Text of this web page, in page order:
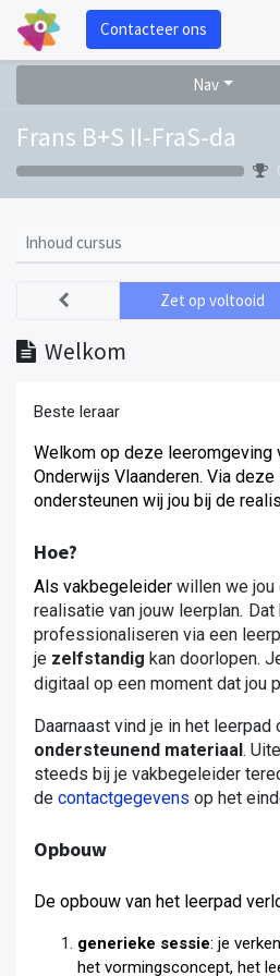
Contacteer ons
Nav
Frans B+S II-FraS-da
Inhoud cursus
Welkom
Zet op voltooid
Beste leraar
Welkom op deze leeromgeving
Onderwijs Vlaanderen. Via
ondersteunen wij jou bij de
Hoe?
Als vakbegeleider willen we jou
realisatie van jouw leerplan. Dat
professionaliseren via een
je zelfstandig kan doorlopen.
digitaal op een moment dat jou
Daarnaast vind je in het leerpad
ondersteunend materiaal.
steeds bij je vakbegeleider
de contactgegevens op het
Opbouw
De opbouw van het leerpad
generieke sessie: je
het vormingsconcept, het